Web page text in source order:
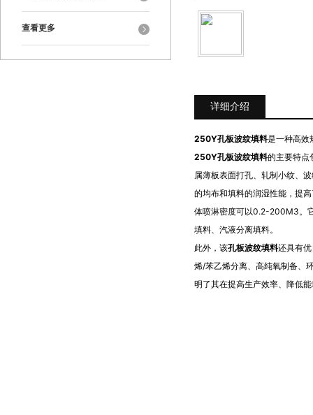
查看更多
详细介绍
250Y孔板波纹填料是一种高效
250Y孔板波纹填料的主要特点
属薄板表面打孔、轧制小纹、
的均布和填料的润湿性能，提
体喷淋密度可以0.2-200M3。
填料、汽液分离填料。
此外，该孔板波纹填料还具有
烯/苯乙烯分离、 高纯氧制备、
明了其在提高生产效率、降低